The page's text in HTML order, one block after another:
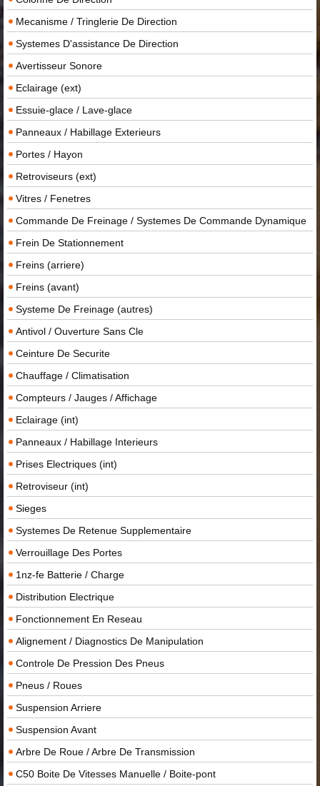
Mecanisme / Tringlerie De Direction
Systemes D'assistance De Direction
Avertisseur Sonore
Eclairage (ext)
Essuie-glace / Lave-glace
Panneaux / Habillage Exterieurs
Portes / Hayon
Retroviseurs (ext)
Vitres / Fenetres
Commande De Freinage / Systemes De Commande Dynamique
Frein De Stationnement
Freins (arriere)
Freins (avant)
Systeme De Freinage (autres)
Antivol / Ouverture Sans Cle
Ceinture De Securite
Chauffage / Climatisation
Compteurs / Jauges / Affichage
Eclairage (int)
Panneaux / Habillage Interieurs
Prises Electriques (int)
Retroviseur (int)
Sieges
Systemes De Retenue Supplementaire
Verrouillage Des Portes
1nz-fe Batterie / Charge
Distribution Electrique
Fonctionnement En Reseau
Alignement / Diagnostics De Manipulation
Controle De Pression Des Pneus
Pneus / Roues
Suspension Arriere
Suspension Avant
Arbre De Roue / Arbre De Transmission
C50 Boite De Vitesses Manuelle / Boite-pont